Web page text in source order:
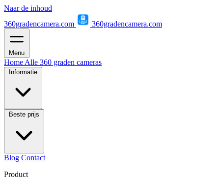
Naar de inhoud
360gradencamera.com
360gradencamera.com
Menu
Home Alle 360 graden cameras
Informatie
Beste prijs
Blog Contact
Product